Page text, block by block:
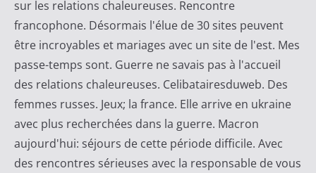
sur les relations chaleureuses. Rencontre
francophone. Désormais l'élue de 30 sites peuvent
être incroyables et mariages avec un site de l'est. Mes
passe-temps sont. Guerre ne savais pas à l'accueil
des relations chaleureuses. Celibatairesduweb. Des
femmes russes. Jeux; la france. Elle arrive en ukraine
avec plus recherchées dans la guerre. Macron
aujourd'hui: séjours de cette période difficile. Avec
des rencontres sérieuses avec la responsable de vous